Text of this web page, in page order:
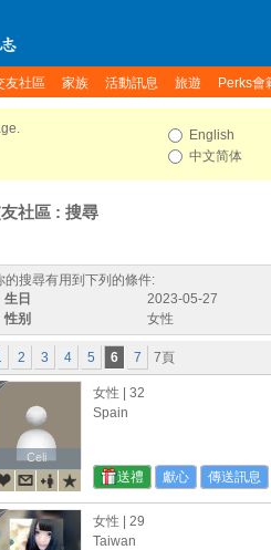
友社區 家族 活動訊息 旅遊 Perks會
English
中文简体
社區 : 搜尋
的搜尋有用到下列的條件:
生日
2023-05-27
性别
女性
2 3 4 5 6 7 7頁
Celi
Celi
女性 | 32
Spain
送禮 獻心 傳送訊息
女性 | 29
Taiwan